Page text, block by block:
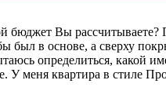
бюджет Вы
был в основе, а сверху
определиться, какой
У меня квартира в стиле